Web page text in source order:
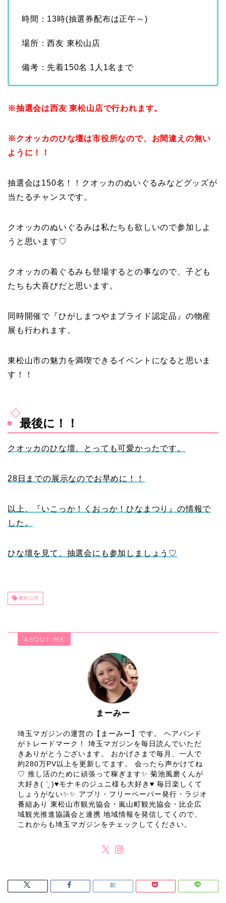
時間：13時(抽選券配布は正午～)
場所：西友 東松山店
備考：先着150名 1人1名まで
※抽選会は西友 東松山店で行われます。
※クオッカのひな壇は市役所なので、お間違えの無い
ように！！
抽選会は150名！！クオッカのぬいぐるみなどグッズが
当たるチャンスです。
クオッカのぬいぐるみは私たちも欲しいので参加しよ
うと思います♡
クオッカの着ぐるみも登場するとの事なので、子ども
たちも大喜びだと思います。
同時開催で『ひがしまつやまプライド認定品』の物産
展も行われます。
東松山市の魅力を満喫できるイベントになると思いま
す！！
最後に！！
クオッカのひな壇、とっても可愛かったです。
28日までの展示なのでお早めに！！
以上、『いこっか！くおっか！ひなまつり』の情報で
した。
ひな壇を見て、抽選会にも参加しましょう♡
東松山市
ABOUT ME
まーみー
埼玉マガジンの運営の【まーみー】です。 ヘアバンド
がトレードマーク！ 埼玉マガジンを毎日読んでいただ
きありがとうございます。 おかげさまで毎月、一人で
約280万PV以上を更新してます。 会ったら声かけてね
♡ 推し活のために頑張って稼ぎます✨ 菊池風磨くんが
大好き( ¨̮ )♥モナキのジュニ様も大好き♥ 毎日楽しくて
しょうがない✨✨ アプリ・フリーペーパー発行・ラジオ
番組あり 東松山市観光協会・嵐山町観光協会・比企広
域観光推進協議会と連携 地域情報を発信してくので、
これからも埼玉マガジンをチェックしてください。